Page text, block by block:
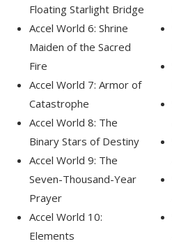
Floating Starlight Bridge
Accel World 6: Shrine
Maiden of the Sacred
Fire
Accel World 7: Armor of
Catastrophe
Accel World 8: The
Binary Stars of Destiny
Accel World 9: The
Seven-Thousand-Year
Prayer
Accel World 10:
Elements